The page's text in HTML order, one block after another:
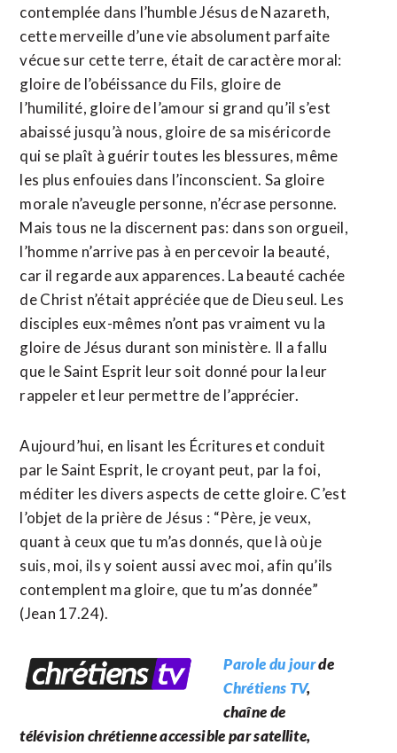
contemplée dans l’humble Jésus de Nazareth,
cette merveille d’une vie absolument parfaite
vécue sur cette terre, était de caractère moral:
gloire de l’obéissance du Fils, gloire de
l’humilité, gloire de l’amour si grand qu’il s’est
abaissé jusqu’à nous, gloire de sa miséricorde
qui se plaît à guérir toutes les blessures, même
les plus enfouies dans l’inconscient. Sa gloire
morale n’aveugle personne, n’écrase personne.
Mais tous ne la discernent pas: dans son orgueil,
l’homme n’arrive pas à en percevoir la beauté,
car il regarde aux apparences. La beauté cachée
de Christ n’était appréciée que de Dieu seul. Les
disciples eux-mêmes n’ont pas vraiment vu la
gloire de Jésus durant son ministère. Il a fallu
que le Saint Esprit leur soit donné pour la leur
rappeler et leur permettre de l’apprécier.
Aujourd’hui, en lisant les Écritures et conduit
par le Saint Esprit, le croyant peut, par la foi,
méditer les divers aspects de cette gloire. C’est
l’objet de la prière de Jésus : “Père, je veux,
quant à ceux que tu m’as donnés, que là où je
suis, moi, ils y soient aussi avec moi, afin qu’ils
contemplent ma gloire, que tu m’as donnée”
(Jean 17.24).
Parole du jourde
Chrétiens TV,
chaîne de
télévision chrétienneaccessible par satellite,